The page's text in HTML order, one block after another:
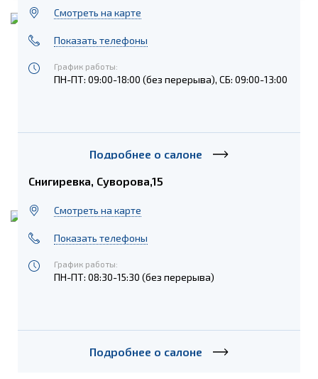
Cмотреть на карте
Показать телефоны
График работы:
ПН-ПТ: 09:00-18:00 (без перерыва), СБ: 09:00-13:00
Подробнее о салоне
Снигиревка, Суворова,15
Cмотреть на карте
Показать телефоны
График работы:
ПН-ПТ: 08:30-15:30 (без перерыва)
Подробнее о салоне